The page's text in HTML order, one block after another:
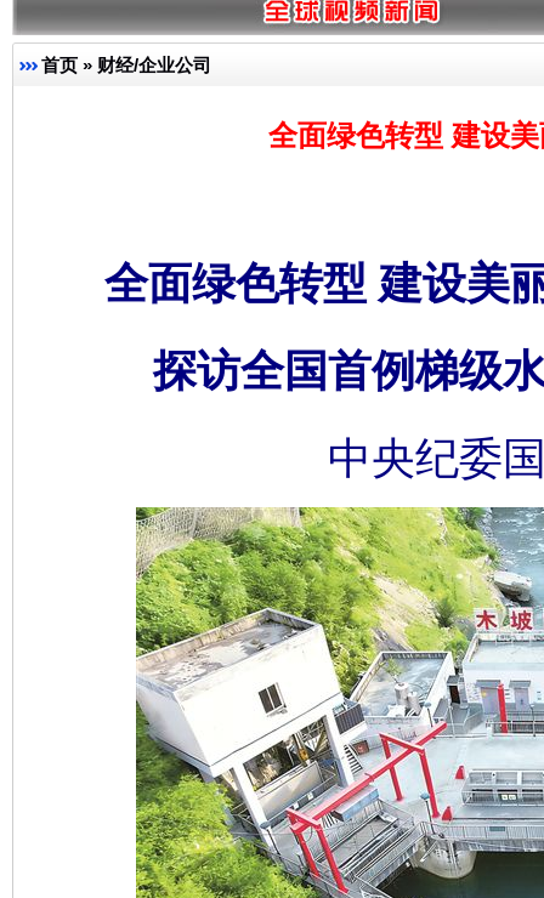
首页 » 财经/企业公司
全面绿色转型 建设
全面绿色转型 建设美
探访全国首例梯级
中央纪委